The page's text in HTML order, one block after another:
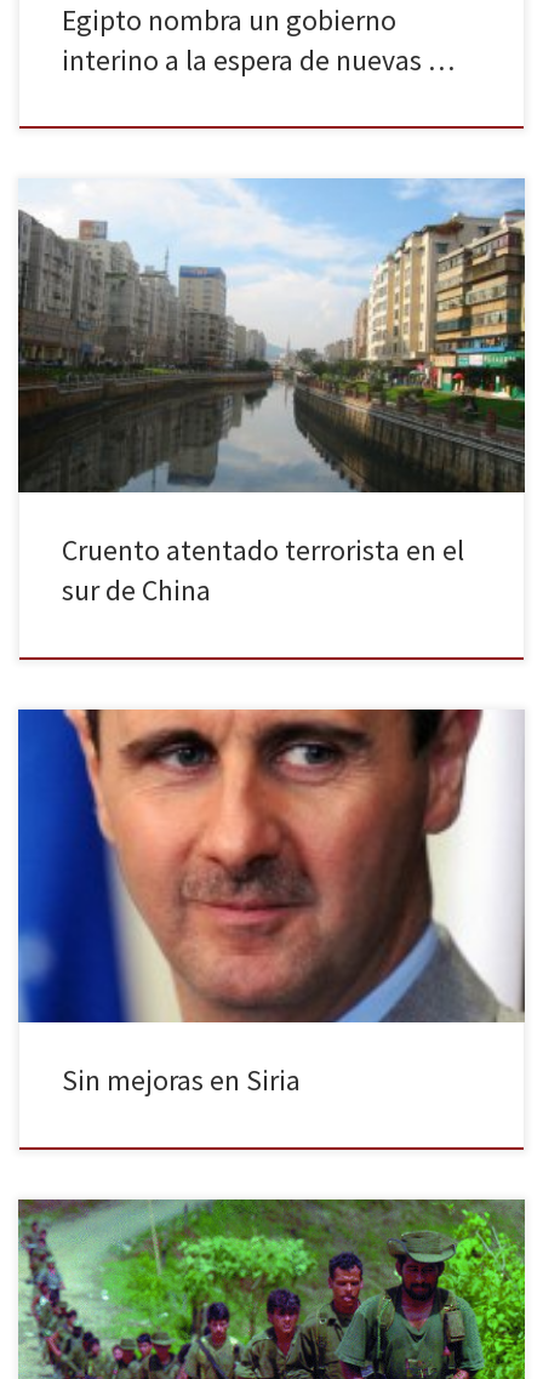
Egipto nombra un gobierno
interino a la espera de nuevas …
La pasada noche del sábado 1 de marzo, en la provincia de
Yunnan al suroeste de China, más de 10 hombres armados con
cuchillos irrumpieron en la estación de tren de atacando a los
viajeros sin razón aparente. La tragedia se saldó con más de 140
heridos y 29 muertos. […]
Cruento atentado terrorista en el
sur de China
Con motivo del tercer aniversario del levantamiento popular
contra el régimen sirio, Estados Unidos ha publicado su informe
anual de Derechos Humanos en el que responsabiliza tanto al
Gobierno como a los grupos extremistas de las continuas torturas,
desplazamientos forzados y hambruna que han dejado cerca de
140000 muertos en […]
Sin mejoras en Siria
Después de las revelaciones que la revista Semana publicó sobre
las escuchas ilegales del Ejército a los negociadores de paz del
Gobierno colombiano, se han vuelto a interceptar nuevas
conversaciones entre periodistas con miembros de las Fuerzas